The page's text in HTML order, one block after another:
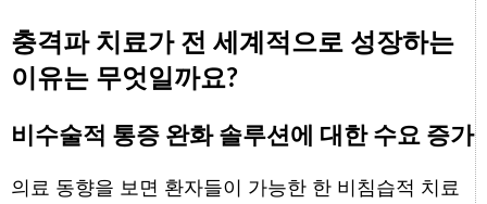
충격파 치료가 전 세계적으로 성장하는
이유는 무엇일까요?
비수술적 통증 완화 솔루션에 대한 수요 증가
의료 동향을 보면 환자들이 가능한 한 비침습적 치료